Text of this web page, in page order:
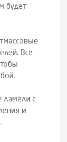
будет
Все
ламели с
и